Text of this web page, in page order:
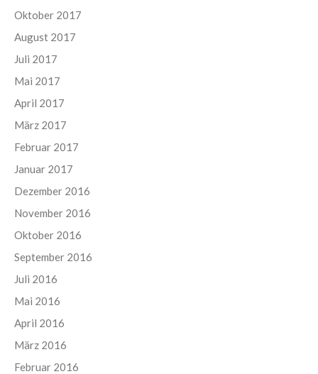
Oktober 2017
August 2017
Juli 2017
Mai 2017
April 2017
März 2017
Februar 2017
Januar 2017
Dezember 2016
November 2016
Oktober 2016
September 2016
Juli 2016
Mai 2016
April 2016
März 2016
Februar 2016